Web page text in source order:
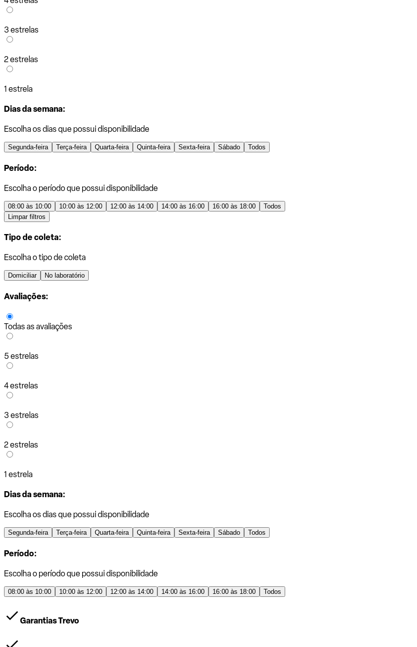
3 estrelas
2 estrelas
1 estrela
Dias da semana:
Escolha os dias que possui disponibilidade
Segunda-feira Terça-feira Quarta-feira Quinta-feira Sexta-feira Sábado Todos
Período:
Escolha o período que possui disponibilidade
08:00 às 10:00 10:00 às 12:00 12:00 às 14:00 14:00 às 16:00 16:00 às 18:00
Todos
Limpar filtros
Tipo de coleta:
Escolha o tipo de coleta
Domiciliar No laboratório
Avaliações:
Todas as avaliações
5 estrelas
4 estrelas
3 estrelas
2 estrelas
1 estrela
Dias da semana:
Escolha os dias que possui disponibilidade
Segunda-feira Terça-feira Quarta-feira Quinta-feira Sexta-feira Sábado Todos
Período:
Escolha o período que possui disponibilidade
08:00 às 10:00 10:00 às 12:00 12:00 às 14:00 14:00 às 16:00 16:00 às 18:00 Todos
Garantias Trevo